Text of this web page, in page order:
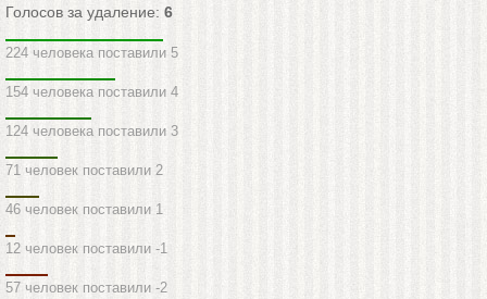
Голосов за удаление: 6
224 человека поставили 5
154 человека поставили 4
124 человека поставили 3
71 человек поставили 2
46 человек поставили 1
12 человек поставили -1
57 человек поставили -2